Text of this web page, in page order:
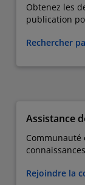
Obtenez les
publication
Rechercher
Assistance
Rejoindre la